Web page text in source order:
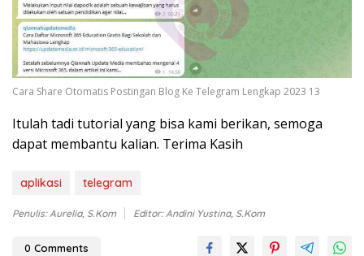
Cara Share Otomatis Postingan Blog Ke Telegram Lengkap 2023 13
Itulah tadi tutorial yang bisa kami berikan, semoga
dapat membantu kalian. Terima Kasih
aplikasi telegram
Penulis: Aurelia, S.Kom Editor: Andini Yustina, S.Kom
0 Comments